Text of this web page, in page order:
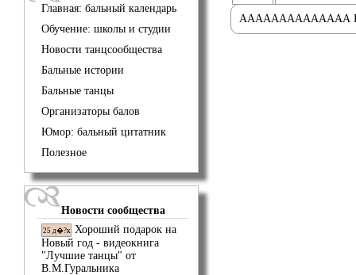
Главная: бальный календарь
Обучение: школы и студии
Новости танцсообщества
Бальные истории
Бальные танцы
Организаторы балов
Юмор: бальный цитатник
Полезное
Новости сообщества
25 д�?к Хороший подарок на
Новый год - видеокнига
"Лучшие танцы" от
В.М.Гуральника
АААААААААААААА